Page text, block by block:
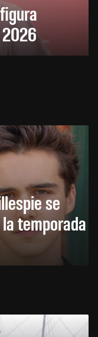
2026
se
temporada